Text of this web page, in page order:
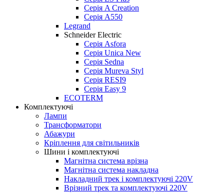
Серія A Creation
Серія A550
Legrand
Schneider Electric
Серія Asfora
Серія Unica New
Серія Sedna
Серія Mureva Styl
Серія RESI9
Серія Easy 9
ECOTERM
Комплектуючі
Лампи
Трансформатори
Абажури
Кріплення для світильників
Шини і комплектуючі
Магнітна система врізна
Магнітна система накладна
Накладний трек і комплектуючі 220V
Врізний трек та комплектуючі 220V